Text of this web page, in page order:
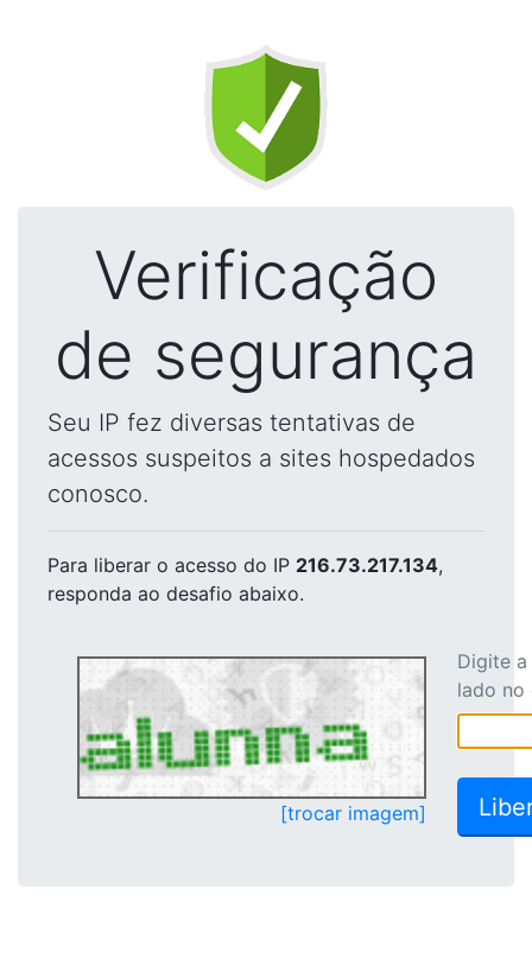
Verificação
de segurança
Seu IP fez diversas tentativas de
acessos suspeitos a sites hospedados
conosco.
Para liberar o acesso do IP 216.73.217.134,
responda ao desafio abaixo.
[trocar imagem]
Digite
lado no